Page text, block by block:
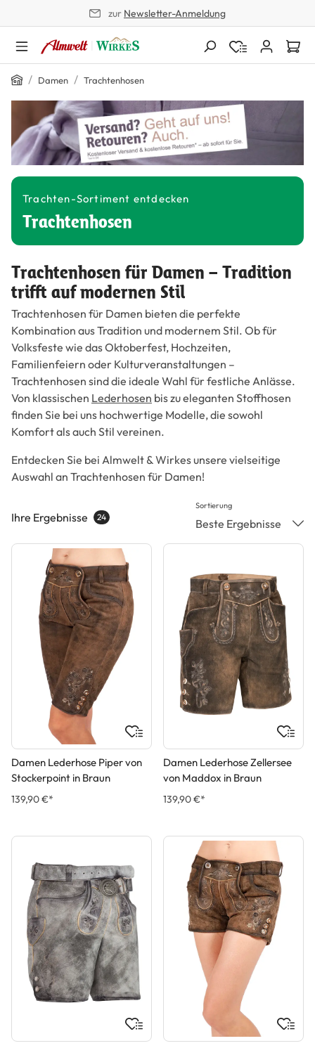
zur Newsletter-Anmeldung
Home
/ Damen / Trachtenhosen
Trachten-Sortiment entdecken
Trachtenhosen
Trachtenhosen für Damen – Tradition
trifft auf modernen Stil
Trachtenhosen für Damen bieten die perfekte
Kombination aus Tradition und modernem Stil. Ob für
Volksfeste wie das Oktoberfest, Hochzeiten,
Familienfeiern oder Kulturveranstaltungen –
Trachtenhosen sind die ideale Wahl für festliche Anlässe.
Von klassischen Lederhosen bis zu eleganten Stoffhosen
finden Sie bei uns hochwertige Modelle, die sowohl
Komfort als auch Stil vereinen.
Entdecken Sie bei Almwelt & Wirkes unsere vielseitige
Auswahl an Trachtenhosen für Damen!
Ihre Ergebnisse 24
Sortierung
Beste Ergebnisse
Damen Lederhose Piper von
Stockerpoint in Braun
139,90 €*
Damen Lederhose Zellersee
von Maddox in Braun
139,90 €*